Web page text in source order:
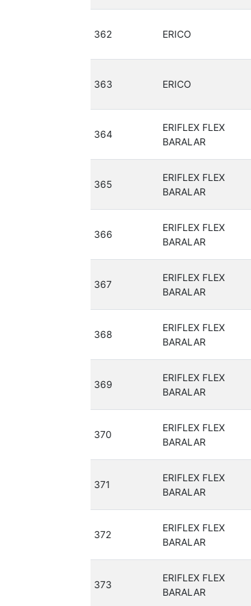
362 ERICO
363 ERICO
364
ERIFLEX FLEX
BARALAR
365
ERIFLEX FLEX
BARALAR
366
ERIFLEX FLEX
BARALAR
367
ERIFLEX FLEX
BARALAR
368
ERIFLEX FLEX
BARALAR
369
ERIFLEX FLEX
BARALAR
370
ERIFLEX FLEX
BARALAR
371
ERIFLEX FLEX
BARALAR
372
ERIFLEX FLEX
BARALAR
373
ERIFLEX FLEX
BARALAR